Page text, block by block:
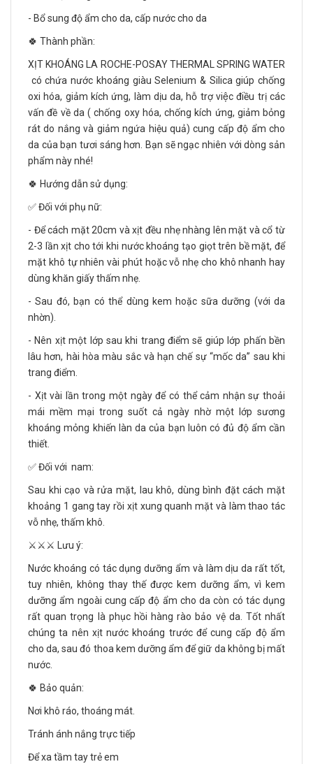
- Bổ sung độ ẩm cho da, cấp nước cho da
🍀 Thành phần:
XỊT KHOÁNG LA ROCHE-POSAY THERMAL SPRING WATER
có chứa nước khoáng giàu Selenium & Silica giúp chống
oxi hóa, giảm kích ứng, làm dịu da, hỗ trợ việc điều trị các
vấn đề về da ( chống oxy hóa, chống kích ứng, giảm bỏng
rát do nắng và giảm ngứa hiệu quả) cung cấp độ ẩm cho
da của bạn tươi sáng hơn. Bạn sẽ ngạc nhiên với dòng sản
phẩm này nhé!
🍀 Hướng dẫn sử dụng:
✅ Đối với phụ nữ:
- Để cách mặt 20cm và xịt đều nhẹ nhàng lên mặt và cổ từ
2-3 lần xịt cho tới khi nước khoáng tạo giọt trên bề mặt, để
mặt khô tự nhiên vài phút hoặc vỗ nhẹ cho khô nhanh hay
dùng khăn giấy thấm nhẹ.
- Sau đó, bạn có thể dùng kem hoặc sữa dưỡng (với da
nhờn).
- Nên xịt một lớp sau khi trang điểm sẽ giúp lớp phấn bền
lâu hơn, hài hòa màu sắc và hạn chế sự “mốc da” sau khi
trang điểm.
- Xịt vài lần trong một ngày để có thể cảm nhận sự thoải
mái mềm mại trong suốt cả ngày nhờ một lớp sương
khoáng mỏng khiến làn da của bạn luôn có đủ độ ẩm cần
thiết.
✅ Đối với nam:
Sau khi cạo và rửa mặt, lau khô, dùng bình đặt cách mặt
khoảng 1 gang tay rồi xịt xung quanh mặt và làm thao tác
vỗ nhẹ, thấm khô.
⚔️⚔️⚔️ Lưu ý:
Nước khoáng có tác dụng dưỡng ẩm và làm dịu da rất tốt,
tuy nhiên, không thay thế được kem dưỡng ẩm, vì kem
dưỡng ẩm ngoài cung cấp độ ẩm cho da còn có tác dụng
rất quan trọng là phục hồi hàng rào bảo vệ da. Tốt nhất
chúng ta nên xịt nước khoáng trước để cung cấp độ ẩm
cho da, sau đó thoa kem dưỡng ẩm để giữ da không bị mất
nước.
🍀 Bảo quản:
Nơi khô ráo, thoáng mát.
Tránh ánh nắng trực tiếp
Để xa tầm tay trẻ em